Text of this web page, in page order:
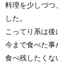
料理を少しづつ
した。
こってり系は後
今まで食べた事
食べ残したくな